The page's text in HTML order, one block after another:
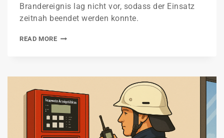
Brandereignis lag nicht vor, sodass der Einsatz
zeitnah beendet werden konnte.
READ MORE